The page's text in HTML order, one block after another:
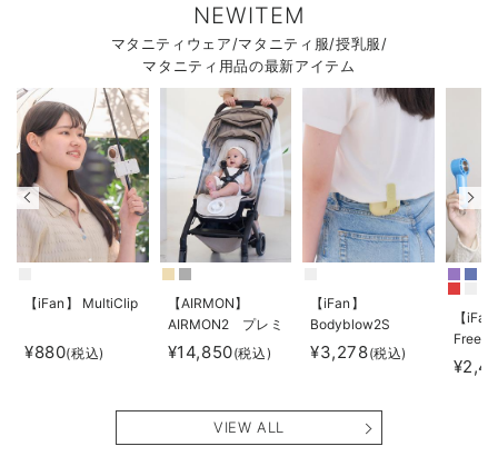
NEWITEM
マタニティウェア/マタニティ服/授乳服/
マタニティ用品の最新アイテム
【iFan】 MultiClip
¥880(税込)
【AIRMON】
AIRMON2 プレミ
アム
¥14,850(税込)
【iFan】
Bodyblow2S
¥3,278(税込)
【
Freeze
VIEW ALL